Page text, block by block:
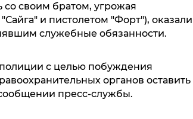
со своим братом, угрожая
и пистолетом "Форт"), оказали
служебные обязанности.
с целью побуждения
органов оставить
пресс-службы.